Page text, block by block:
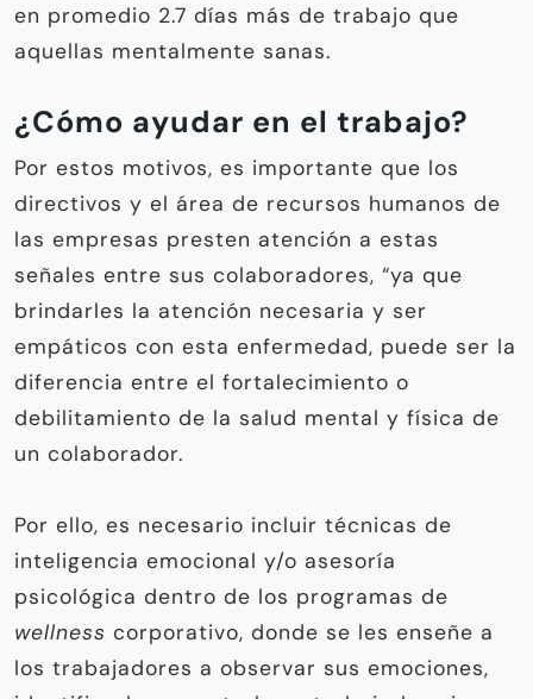
en promedio 2.7 días más de trabajo que
aquellas mentalmente sanas.
¿Cómo ayudar en el trabajo?
Por estos motivos, es importante que los
directivos y el área de recursos humanos de
las empresas presten atención a estas
señales entre sus colaboradores, “ya que
brindarles la atención necesaria y ser
empáticos con esta enfermedad, puede ser la
diferencia entre el fortalecimiento o
debilitamiento de la salud mental y física de
un colaborador.
Por ello, es necesario incluir técnicas de
inteligencia emocional y/o asesoría
psicológica dentro de los programas de
wellness corporativo, donde se les enseñe a
los trabajadores a observar sus emociones,